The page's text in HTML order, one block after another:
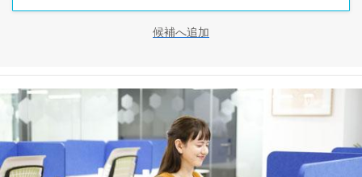
候補へ追加